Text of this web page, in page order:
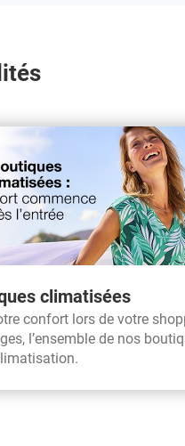
climatisées
confort lors de votre
l’ensemble de nos